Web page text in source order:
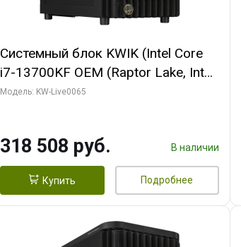
Системный блок KWIK (Intel Core
i7-13700KF OEM (Raptor Lake, Intel
7, C16 8EC/8PC/ 64 ГБ ОЗУ (2
2/ 1 ТБ SSD)
Модель: KW-Live0065
318 508 руб. В наличии
Купить Подробнее